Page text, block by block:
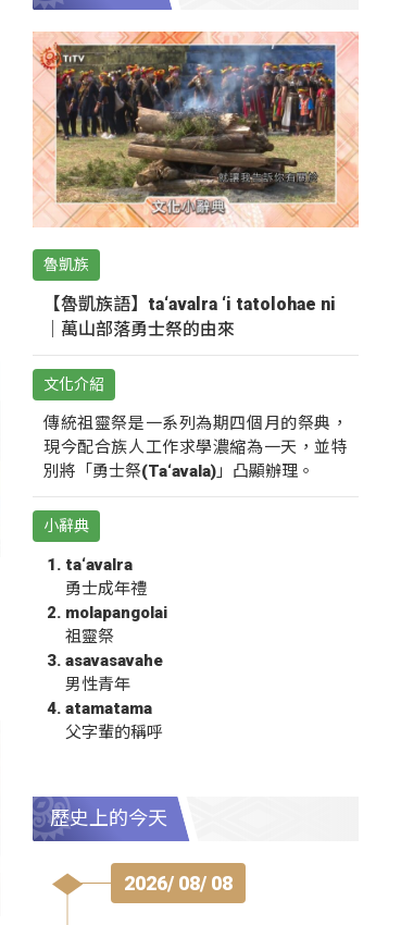
魯凱族
【魯凱族語】ta‘avalra ‘i tatolohae ni
｜萬山部落勇士祭的由來
文化介紹
傳統祖靈祭是一系列為期四個月的祭典，
現今配合族人工作求學濃縮為一天，並特
別將「勇士祭(Ta‘avala)」凸顯辦理。
小辭典
ta‘avalra
勇士成年禮
molapangolai
祖靈祭
asavasavahe
男性青年
atamatama
父字輩的稱呼
歷史上的今天
2026/ 08/ 08